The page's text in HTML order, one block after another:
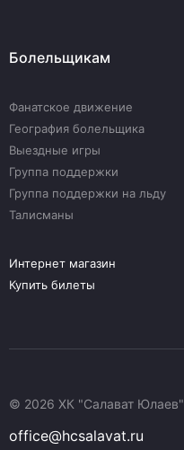
Болельщикам
Фанатское движение
География болельщика
Выездные игры
Группа поддержки
Группа поддержки на льду
Талисманы
Интернет магазин
Купить билеты
© 2026 ХК "Салават Юлаев"
office@hcsalavat.ru